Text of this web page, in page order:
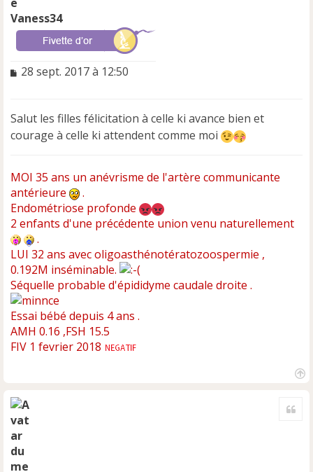
Vaness34
M
a
g
o
n
l
u
28 sept. 2017 à 12:50
Salut les filles félicitation à celle ki avance bien et
courage à celle ki attendent comme moi
MOI 35 ans un anévrisme de l'artère communicante
antérieure
.
Endométriose profonde
2 enfants d'une précédente union venu naturellement
.
LUI 32 ans avec oligoasthénotératozoospermie ,
0.192M inséminable.
Séquelle probable d'épididyme caudale droite .
Essai bébé depuis 4 ans .
AMH 0.16 ,FSH 15.5
FIV 1 fevrier 2018